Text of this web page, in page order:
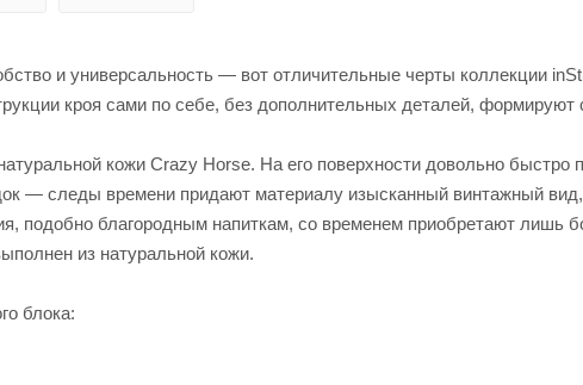
и универсальность — вот отличительные черты коллекции
кроя сами по себе, без дополнительных деталей, формируют
кожи Crazy Horse. На его поверхности довольно быстро
— следы времени придают материалу изысканный винтажный
подобно благородным напиткам, со временем приобретают лишь
из натуральной кожи.
блока: